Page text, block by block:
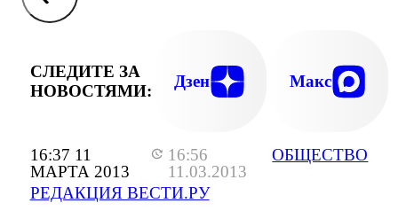
16:37 11
МАРТА 2013
16:56
11.03.2013
РЕДАКЦИЯ ВЕСТИ.РУ
ОБЩЕСТВО
СЛЕДИТЕ ЗА
НОВОСТЯМИ:
Дзен Макс